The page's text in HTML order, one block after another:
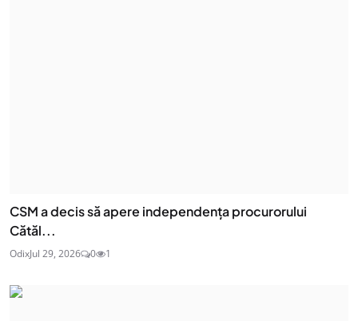
CSM a decis să apere independența procurorului
Cătăl...
OdixJul 29, 2026 0 1